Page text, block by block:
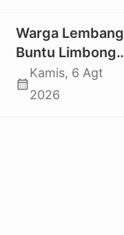
Datangi TKP
Warga Lembang
Buntu Limbong
Gandasil,
Swadaya Cor
calendar_month
Kamis, 6 Agt
2026